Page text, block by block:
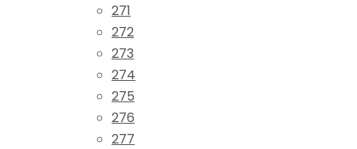
271
272
273
274
275
276
277